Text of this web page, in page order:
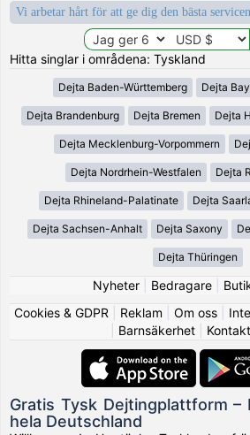
Vi arbetar hårt för att ge dig den bästa
Hitta singlar i områdena: Tyskland
Dejta Baden-Württemberg Dejta
Dejta Brandenburg Dejta Bremen Dejta
Dejta Mecklenburg-Vorpommern
Dejta Nordrhein-Westfalen Dejta
Dejta Rhineland-Palatinate Dejta
Dejta Sachsen-Anhalt Dejta Saxony
Dejta Thüringen
Nyheter| Bedragare|
Cookies & GDPR
Reklam Om oss|
Barnsäkerhet| Kontakt
Gratis Tysk Dejtingplattform –
hela Deutschland